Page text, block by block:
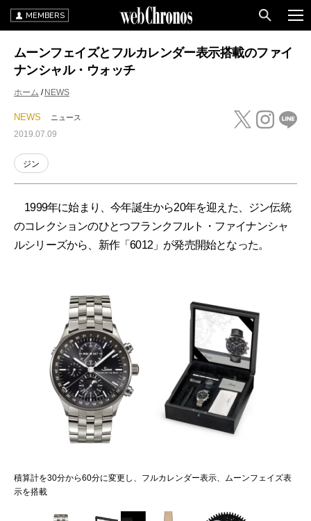
MEMBERS
ムーンフェイズとフルカレンダー表示搭載のファイ
ナンシャル・ウォッチ
ホーム NEWS
NEWS ニュース
2019.07.09
ジン
1999年に始まり、今年誕生から20年を迎えた、ジン伝統
のコレクションのひとつフランクフルト・ファイナンシャ
ルシリーズから、新作「6012」が発売開始となった。
積算計を30分から60分に変更し、フルカレンダー表示、ムーンフェイズ表
示を搭載